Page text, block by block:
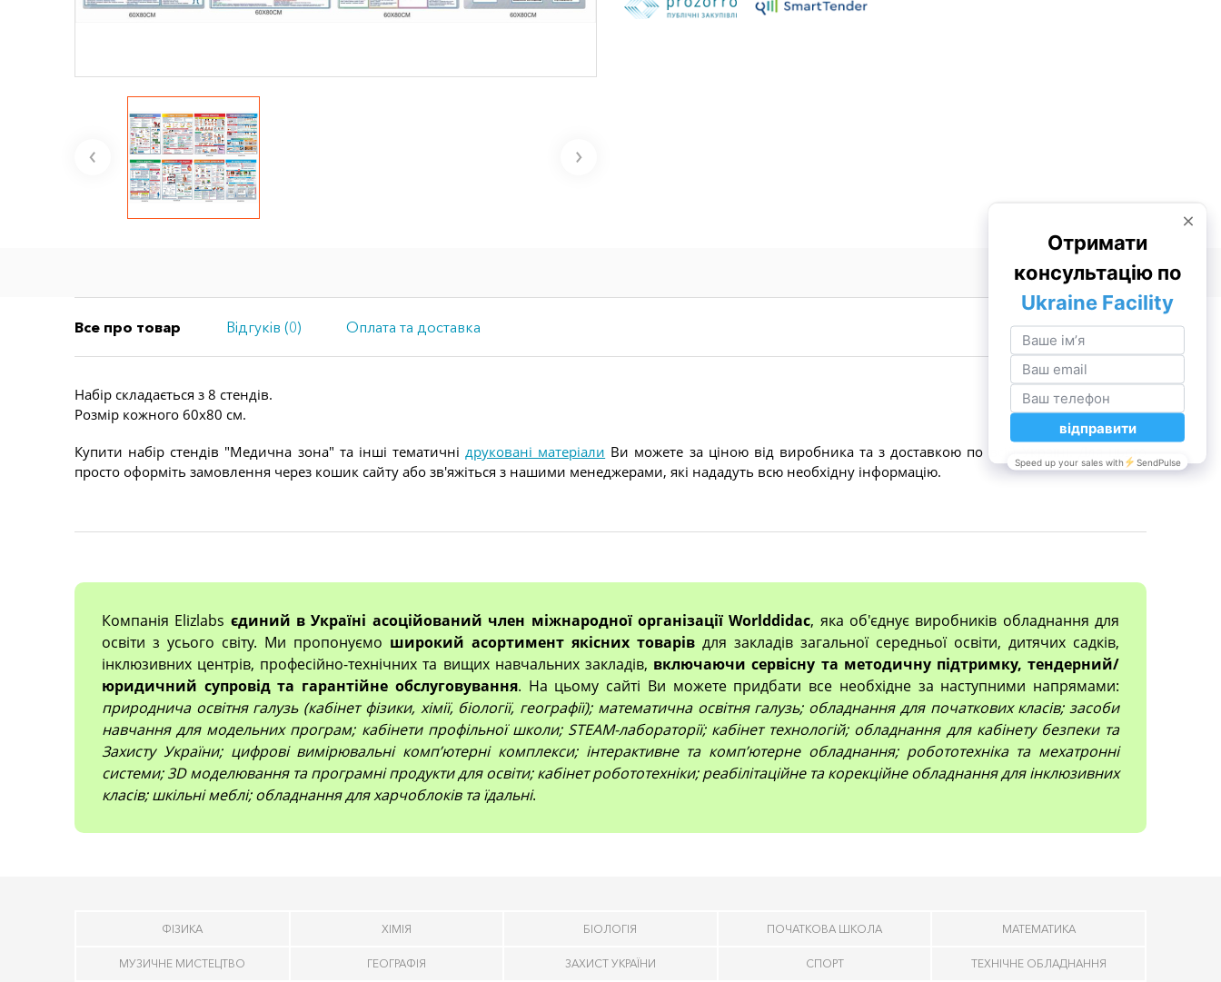
Все про товар Відгуків (0) Оплата та доставка
Набір складається з 8 стендів.
Розмір кожного 60х80 см.
Купити набір стендів "Медична зона" та інші тематичні друковані матеріали Ви можете за ціною від виробника та з доставкою по всій Україні. Для цього
просто оформіть замовлення через кошик сайту або зв'яжіться з нашими менеджерами, які нададуть всю необхідну інформацію.
Компанія Elizlabs єдиний в Україні асоційований член міжнародної організації Worlddidac, яка об'єднує виробників обладнання для
освіти з усього світу. Ми пропонуємо широкий асортимент якісних товарів для закладів загальної середньої освіти, дитячих садків,
інклюзивних центрів, професійно-технічних та вищих навчальних закладів, включаючи сервісну та методичну підтримку, тендерний/
юридичний супровід та гарантійне обслуговування. На цьому сайті Ви можете придбати все необхідне за наступними напрямами:
природнича освітня галузь (кабінет фізики, хімії, біології, географії); математична освітня галузь; обладнання для початкових класів; засоби
навчання для модельних програм; кабінети профільної школи; STEAM-лабораторії; кабінет технологій; обладнання для кабінету безпеки та
Захисту України; цифрові вимірювальні компʼютерні комплекси; інтерактивне та комп’ютерне обладнання; робототехніка та мехатронні
системи; 3D моделювання та програмні продукти для освіти; кабінет робототехніки; реабілітаційне та корекційне обладнання для інклюзивних
класів; шкільні меблі; обладнання для харчоблоків та їдальні.
ФІЗИКА ХІМІЯ БІОЛОГІЯ ПОЧАТКОВА ШКОЛА МАТЕМАТИКА
МУЗИЧНЕ МИСТЕЦТВО ГЕОГРАФІЯ ЗАХИСТ УКРАЇНИ СПОРТ ТЕХНІЧНЕ ОБЛАДНАННЯ